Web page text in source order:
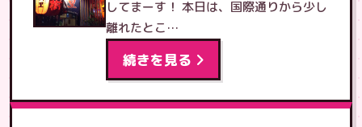
してまーす！ 本日は、国際通りから少し
離れたとこ…
続きを見る